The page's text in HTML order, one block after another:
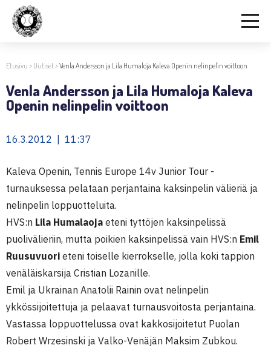
Etusivu > Uutiset>Venla Andersson ja Lila Humaloja Kaleva Openin nelinpelin voittoon
Venla Andersson ja Lila Humaloja Kaleva
Openin nelinpelin voittoon
16.3.2012 | 11:37
Kaleva Openin, Tennis Europe 14v Junior Tour -
turnauksessa pelataan perjantaina kaksinpelin välieriä ja
nelinpelin loppuotteluita.
HVS:n Lila Humalaoja eteni tyttöjen kaksinpelissä
puolivälieriin, mutta poikien kaksinpelissä vain HVS:n Emil
Ruusuvuori eteni toiselle kierrokselle, jolla koki tappion
venäläiskarsija Cristian Lozanille.
Emil ja Ukrainan Anatolii Rainin ovat nelinpelin
ykkössijoitettuja ja pelaavat turnausvoitosta perjantaina.
Vastassa loppuottelussa ovat kakkosijoitetut Puolan
Robert Wrzesinski ja Valko-Venäjän Maksim Zubkou.